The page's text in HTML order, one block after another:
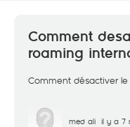
Comment
roaming
Comment désactiver
med ali il y a 7